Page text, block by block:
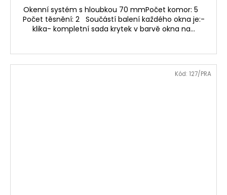
Okenní systém s hloubkou 70 mmPočet komor: 5
Počet těsnění: 2 Součástí balení každého okna je:-
klika- kompletní sada krytek v barvě okna na...
Kód: 127/PRA